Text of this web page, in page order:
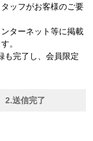
ッフがお客様のご要
ターネット等に掲載
。
完了し、会員限定
2.送信完了